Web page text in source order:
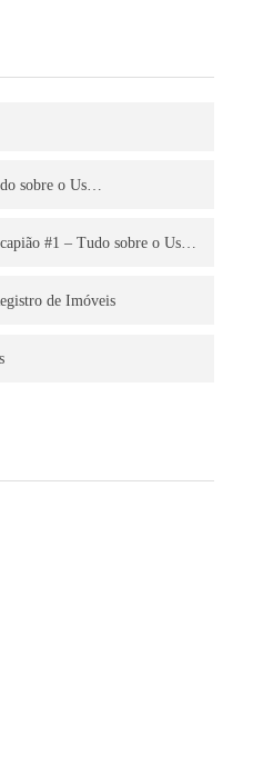
sobre o Us…
#1 – Tudo sobre o Us…
de Imóveis